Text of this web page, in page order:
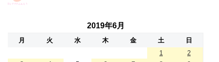
2019年6月
月 火 水 木 金 土
日
1
2